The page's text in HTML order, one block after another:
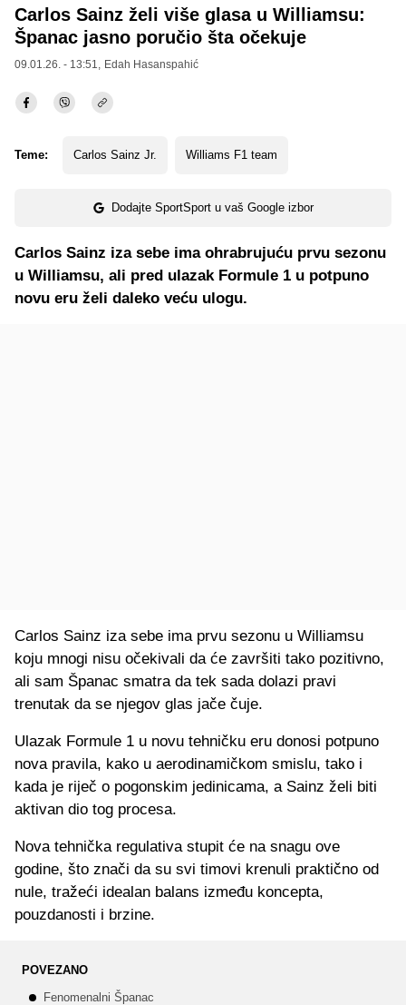
Carlos Sainz želi više glasa u Williamsu:
Španac jasno poručio šta očekuje
09.01.26. - 13:51, Edah Hasanspahić
Teme: Carlos Sainz Jr. Williams F1 team
Dodajte SportSport u vaš Google izbor
Carlos Sainz iza sebe ima ohrabrujuću prvu sezonu
u Williamsu, ali pred ulazak Formule 1 u potpuno
novu eru želi daleko veću ulogu.
Carlos Sainz iza sebe ima prvu sezonu u Williamsu
koju mnogi nisu očekivali da će završiti tako pozitivno,
ali sam Španac smatra da tek sada dolazi pravi
trenutak da se njegov glas jače čuje.
Ulazak Formule 1 u novu tehničku eru donosi potpuno
nova pravila, kako u aerodinamičkom smislu, tako i
kada je riječ o pogonskim jedinicama, a Sainz želi biti
aktivan dio tog procesa.
Nova tehnička regulativa stupit će na snagu ove
godine, što znači da su svi timovi krenuli praktično od
nule, tražeći idealan balans između koncepta,
pouzdanosti i brzine.
POVEZANO
Fenomenalni Španac